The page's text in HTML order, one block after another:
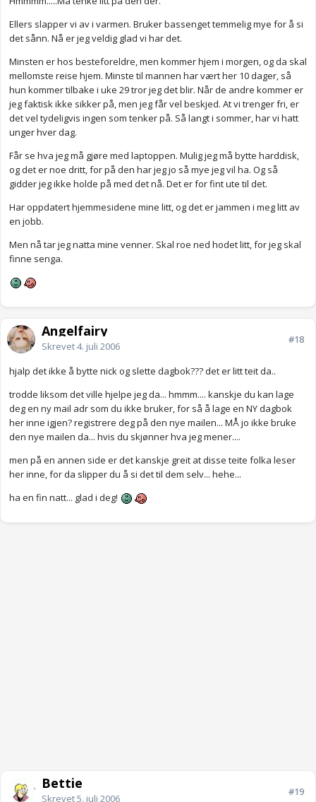
Ellers slapper vi av i varmen. Bruker bassenget temmelig mye for å si
det sånn. Nå er jeg veldig glad vi har det.
Minsten er hos besteforeldre, men kommer hjem i morgen, og da skal
mellomste reise hjem. Minste til mannen har vært her 10 dager, så
hun kommer tilbake i uke 29 tror jeg det blir. Når de andre kommer er
jeg faktisk ikke sikker på, men jeg får vel beskjed. At vi trenger fri, er
det vel tydeligvis ingen som tenker på. Så langt i sommer, har vi hatt
unger hver dag.
Får se hva jeg må gjøre med laptoppen. Mulig jeg må bytte harddisk,
og det er noe dritt, for på den har jeg jo så mye jeg vil ha. Og så
gidder jeg ikke holde på med det nå. Det er for fint ute til det.
Har oppdatert hjemmesidene mine litt, og det er jammen i meg litt av
en jobb.
Men nå tar jeg natta mine venner. Skal roe ned hodet litt, for jeg skal
finne senga.
Angelfairy
Skrevet4. juli 2006
#18
hjalp det ikke å bytte nick og slette dagbok??? det er litt teit da..
trodde liksom det ville hjelpe jeg da... hmmm.... kanskje du kan lage
deg en ny mail adr som du ikke bruker, for så å lage en NY dagbok
her inne igjen? registrere deg på den nye mailen... MÅ jo ikke bruke
den nye mailen da... hvis du skjønner hva jeg mener....
men på en annen side er det kanskje greit at disse teite folka leser
her inne, for da slipper du å si det til dem selv... hehe...
ha en fin natt... glad i deg!
Bettie
Skrevet5. juli 2006
#19